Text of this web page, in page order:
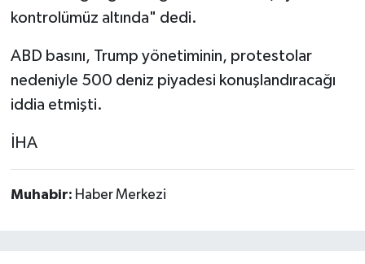
kontrolümüz altında" dedi.
ABD basını, Trump yönetiminin, protestolar
nedeniyle 500 deniz piyadesi konuşlandıracağı
iddia etmişti.
İHA
Muhabir: Haber Merkezi